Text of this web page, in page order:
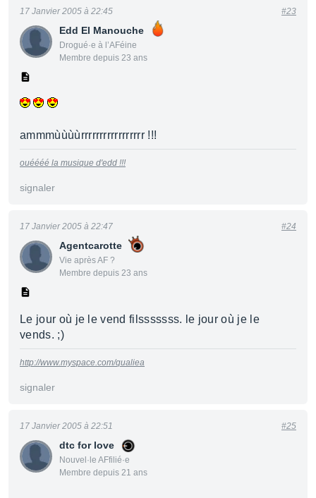
Edd El Manouche
Drogué·e à l’AFéine
Membre depuis 23 ans
17 Janvier 2005 à 22:45 #23
ammmùùùùrrrrrrrrrrrrrrrrr !!!
ouéééé la musique d'edd !!!
signaler
Agentcarotte
Vie après AF ?
Membre depuis 23 ans
17 Janvier 2005 à 22:47 #24
Le jour où je le vend filsssssss. le jour où je le
vends. ;)
http://www.myspace.com/qualiea
signaler
dtc for love
Nouvel·le AFfilié·e
Membre depuis 21 ans
17 Janvier 2005 à 22:51 #25